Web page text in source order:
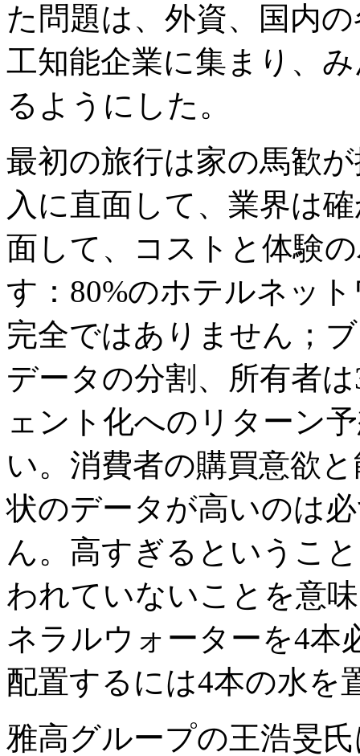
た問題は、外資、国内
工知能企業に集まり、
るようにした。
最初の旅行は家の馬歓
入に直面して、業界は
面して、コストと体験
す：80%のホテルネッ
完全ではありません；
データの分割、所有者
ェント化へのリターン
い。消費者の購買意欲
状のデータが高いのは
ん。高すぎるというこ
われていないことを意
ネラルウォーターを4本
配置するには4本の水を
雅高グループの王浩旻